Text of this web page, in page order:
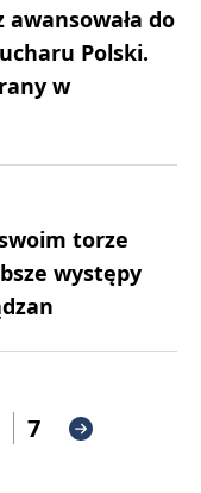
do
Polski.
w
torze
występy
7